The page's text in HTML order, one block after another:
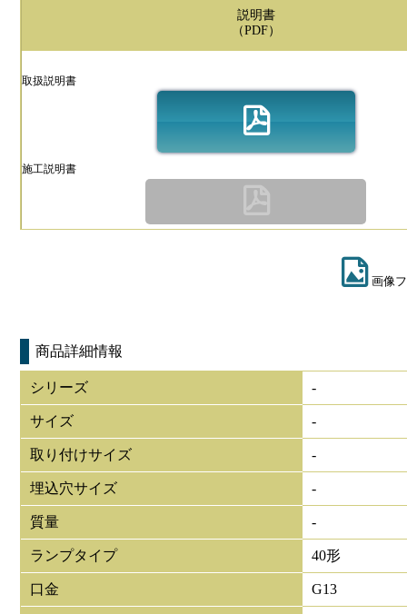
説明書
（PDF）
取扱説明書
施工説明書
画像
商品詳細情報
シリーズ -
サイズ -
取り付けサイズ -
埋込穴サイズ -
質量 -
ランプタイプ 40形
口金 G13